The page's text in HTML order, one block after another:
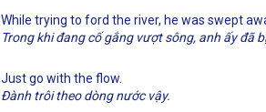
While trying to ford the river, he was swept
Trong khi đang cố gắng vượt sông, anh ấy đã
Just go with the flow.
Đành trôi theo dòng nước vậy.